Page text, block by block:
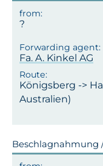
Fa. A. Kinkel AG
Königsberg ->
Australien)
Beschlagnahmung